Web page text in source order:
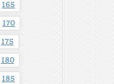
165
170
175
180
185